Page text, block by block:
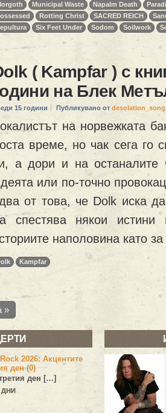
Municipal Waste Napalm Death
Rotting Christ SACRED REICH
Six Feet Under Sodom Soilwork
( Kampfar ) с
на Блек
15 години Публикувано от desolation_song
на норвежката
време, но чак сега го
а дори и на останалите
или по-точно
от това, че Dolk иска
спестява някои
наполовина като
Kampfar
»
2026: Акцентите
ден (0)
ден […]
ДНИ